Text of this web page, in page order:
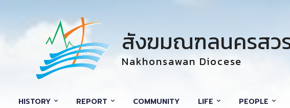
สังฆมณฑลนครสว
Nakhonsawan Diocese
HISTORY REPORT COMMUNITY LIFE PEOPLE